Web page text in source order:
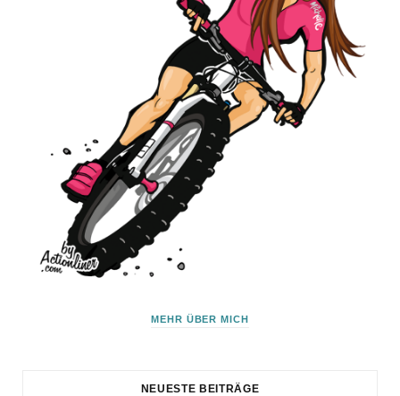
MEHR ÜBER MICH
NEUESTE BEITRÄGE